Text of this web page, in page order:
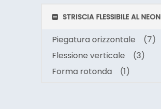
STRISCIA FLESSIBILE AL NEON
Piegatura orizzontale
(7)
Flessione verticale
(3)
Forma rotonda
(1)